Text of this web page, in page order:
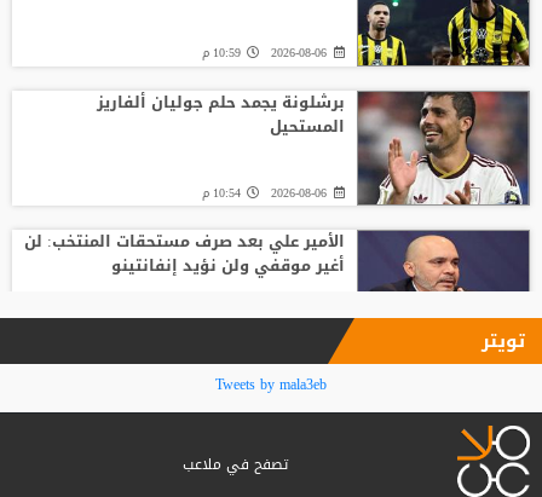
2026-08-06 10:59 م
برشلونة يجمد حلم جوليان ألفاريز
المستحيل
2026-08-06 10:54 م
الأمير علي بعد صرف مستحقات المنتخب: لن
أغير موقفي ولن نؤيد إنفانتينو
فينيسيوس جونيور يمدد عقده مع ريال
مدريد حتى 2032
2026-08-06 09:32 م
تويتر
Tweets by mala3eb
تصفح في ملاعب